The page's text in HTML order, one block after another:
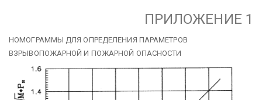
ПРИЛОЖЕНИЕ 1
НОМОГРАММЫ ДЛЯ ОПРЕДЕЛЕНИЯ ПАРАМЕТРОВ
ВЗРЫВОПОЖАРНОЙ И ПОЖАРНОЙ ОПАСНОСТИ